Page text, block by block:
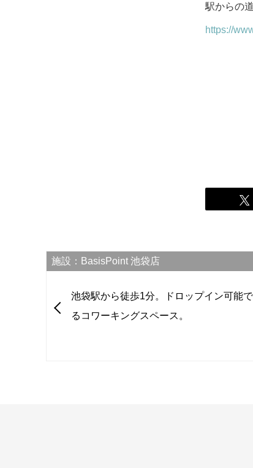
駅からの
https://
池袋駅から徒歩1分。ドロップイン可能
るコワーキングスペース。
施設：BasisPoint 池袋店